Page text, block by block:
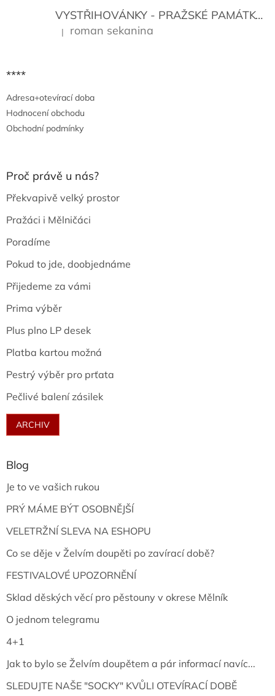
VYSTŘIHOVÁNKY - PRAŽSKÉ PAMÁTKY
Hodnocení produktu je 5 z 5 hvězdiček.
| roman sekanina
****
Adresa+otevírací doba
Hodnocení obchodu
Obchodní podmínky
Proč právě u nás?
Překvapivě velký prostor
Pražáci i Mělničáci
Poradíme
Pokud to jde, doobjednáme
Přijedeme za vámi
Prima výběr
Plus plno LP desek
Platba kartou možná
Pestrý výběr pro prťata
Pečlivé balení zásilek
ARCHIV
Blog
Je to ve vašich rukou
PRÝ MÁME BÝT OSOBNĚJŠÍ
VELETRŽNÍ SLEVA NA ESHOPU
Co se děje v Želvím doupěti po zavírací době?
FESTIVALOVÉ UPOZORNĚNÍ
Sklad děských věcí pro pěstouny v okrese Mělník
O jednom telegramu
4+1
Jak to bylo se Želvím doupětem a pár informací navíc...
SLEDUJTE NAŠE "SOCKY" KVŮLI OTEVÍRACÍ DOBĚ